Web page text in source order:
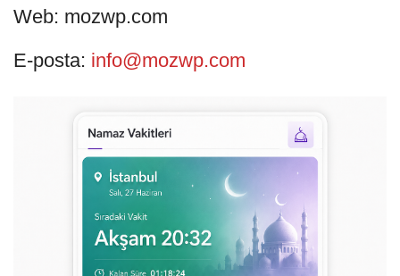
Web: mozwp.com
E-posta: info@mozwp.com